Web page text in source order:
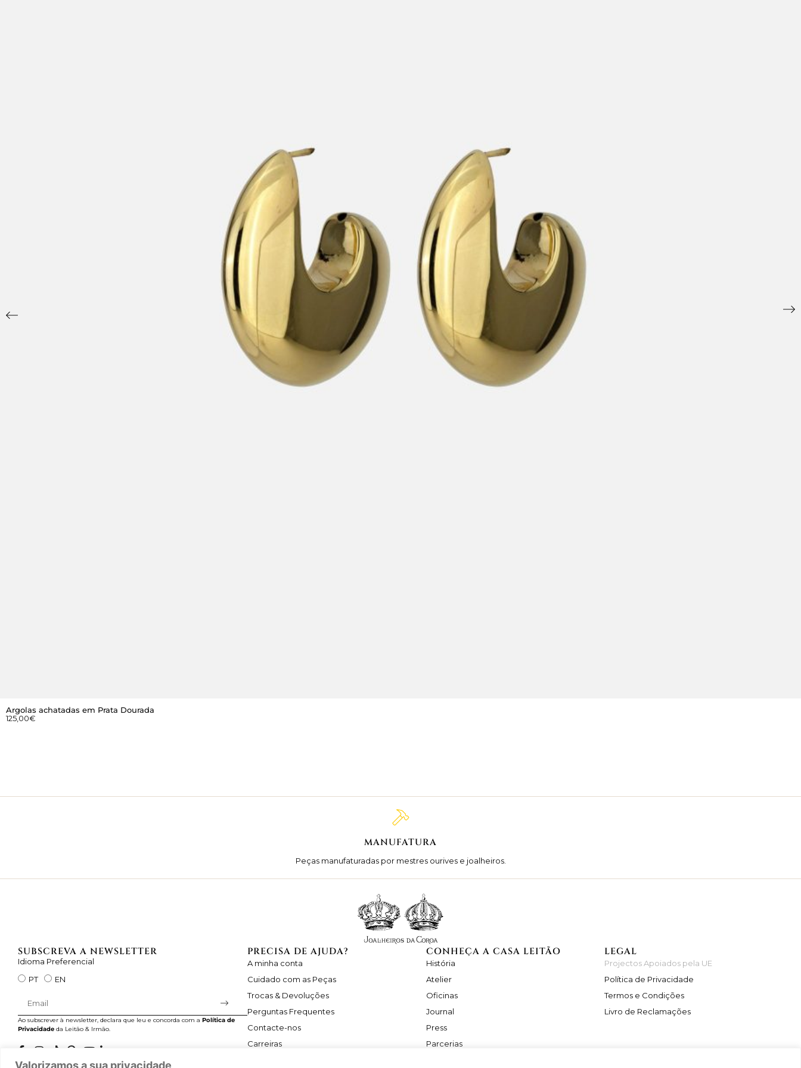
Valorizamos a sua privacidade
Argolas achatadas em Prata Dourada
125,00€
MANUFATURA
Peças manufaturadas por mestres ourives e joalheiros.
SUBSCREVA A NEWSLETTER
Idioma Preferencial
PT
EN
Ao subscrever à newsletter, declara que leu e concorda com a Política de
Privacidade da Leitão & Irmão.
PRECISA DE AJUDA?
A minha conta
Cuidado com as Peças
Trocas & Devoluções
Perguntas Frequentes
Contacte-nos
Carreiras
CONHEÇA A CASA LEITÃO
História
Atelier
Oficinas
Journal
Press
Parcerias
LEGAL
Projectos Apoiados pela UE
Política de Privacidade
Termos e Condições
Livro de Reclamações